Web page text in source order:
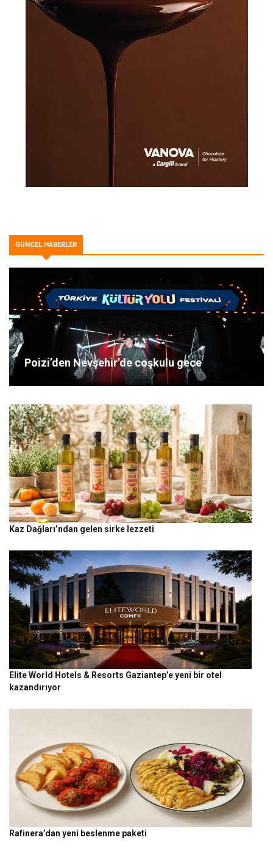
GÜNCEL HABERLER
Poizi’den Nevşehir’de coşkulu gece
Kaz Dağları’ndan gelen sirke lezzeti
Elite World Hotels & Resorts Gaziantep’e yeni bir otel
kazandırıyor
Rafinera’dan yeni beslenme paketi